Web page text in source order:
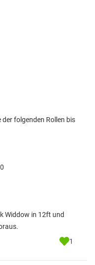
folgenden Rollen bis
Widdow in 12ft und
1